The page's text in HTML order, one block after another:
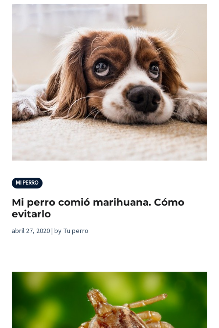
MI PERRO
Mi perro comió marihuana. Cómo
evitarlo
abril 27, 2020 | by Tu perro